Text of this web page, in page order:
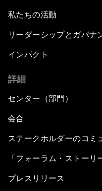
私たちの活動
リーダーシップとガバナ
インパクト
詳細
センター（部門）
会合
ステークホルダーのコミ
「フォーラム・ストーリ
プレスリリース